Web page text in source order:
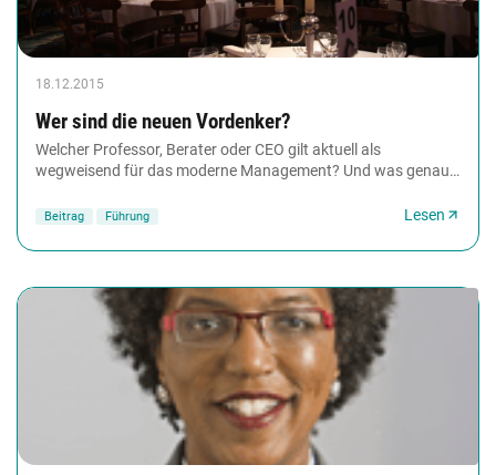
18.12.2015
Wer sind die neuen Vordenker?
Welcher Professor, Berater oder CEO gilt aktuell als
wegweisend für das moderne Management? Und was genau
Beitrag Führung Lesen